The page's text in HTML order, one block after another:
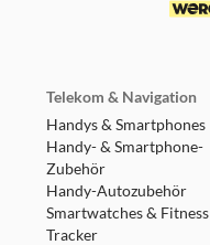
Telekom & Navigation
Handys & Smartphones
Handy- & Smartphone-
Zubehör
Handy-Autozubehör
Smartwatches & Fitness
Tracker